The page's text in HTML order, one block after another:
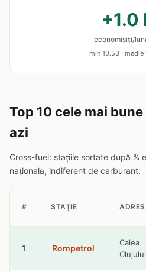
+1.0
economisiți/
min 10.53 ·
Top 10 cele mai
azi
Cross-fuel: stațiile sortate după %
națională, indiferent de carburant.
# STAȚIE
1 Rompetrol
Calea